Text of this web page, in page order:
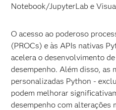
Notebook/JupyterLab e
O acesso ao poderoso
(PROCs) e às APIs nativas
acelera o desenvolvimento
desempenho. Além disso, as
personalizadas Python -
podem melhorar
desempenho com alterações